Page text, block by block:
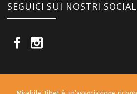
SEGUICI SUI NOSTRI SOCIAL